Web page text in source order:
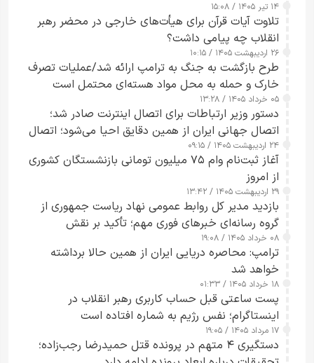
۱۴ تیر ۱۴۰۵ / ۱۵:۰۸
تلاوت آیات قرآن برای هیأت‌های خارجی در محضر رهبر
انقلاب چه پیامی داشت؟
۲۶ اردیبهشت ۱۴۰۵ / ۱۰:۱۵
طرح‌ بازگشت به جنگ به ترامپ ارائه شد/عملیات تصرف
خارک و حمله به محل مواد هسته‌ای محتمل است
۰۵ خرداد ۱۴۰۵ / ۱۳:۲۸
دستور وزیر ارتباطات برای اتصال اینترنت صادر شد؛
اتصال جهانی ایران از همین دقایق احیا می‌شود؛ اتصال
کامل مردم تا ۲۴ ساعت آینده
۲۴ اردیبهشت ۱۴۰۵ / ۰۹:۱۵
آغاز ثبت‌نام وام ۷۵ میلیون تومانی بازنشستگان کشوری
از امروز
۲۹ اردیبهشت ۱۴۰۵ / ۱۳:۴۲
بازدید مدیر کل روابط عمومی نهاد ریاست جمهوری از
گروه رسانه‌ای خبرهای فوری مهم؛ تأکید بر نقش
رسانه‌های هوشمند و مسئول در ارتقای آگاهی عمومی
۰۸ خرداد ۱۴۰۵ / ۱۹:۰۸
ترامپ: محاصره دریایی ایران از همین حالا برداشته
خواهد شد
۱۸ خرداد ۱۴۰۵ / ۰۱:۳۳
پست ساعتی قبل حساب کاربری رهبر انقلاب در
اینستاگرام؛ نفس رژیم به شماره افتاده است​
۱۷ مرداد ۱۴۰۵ / ۱۹:۰۵
دستگیری ۴ متهم در پرونده قتل حمیدرضا رجب‌زاده؛